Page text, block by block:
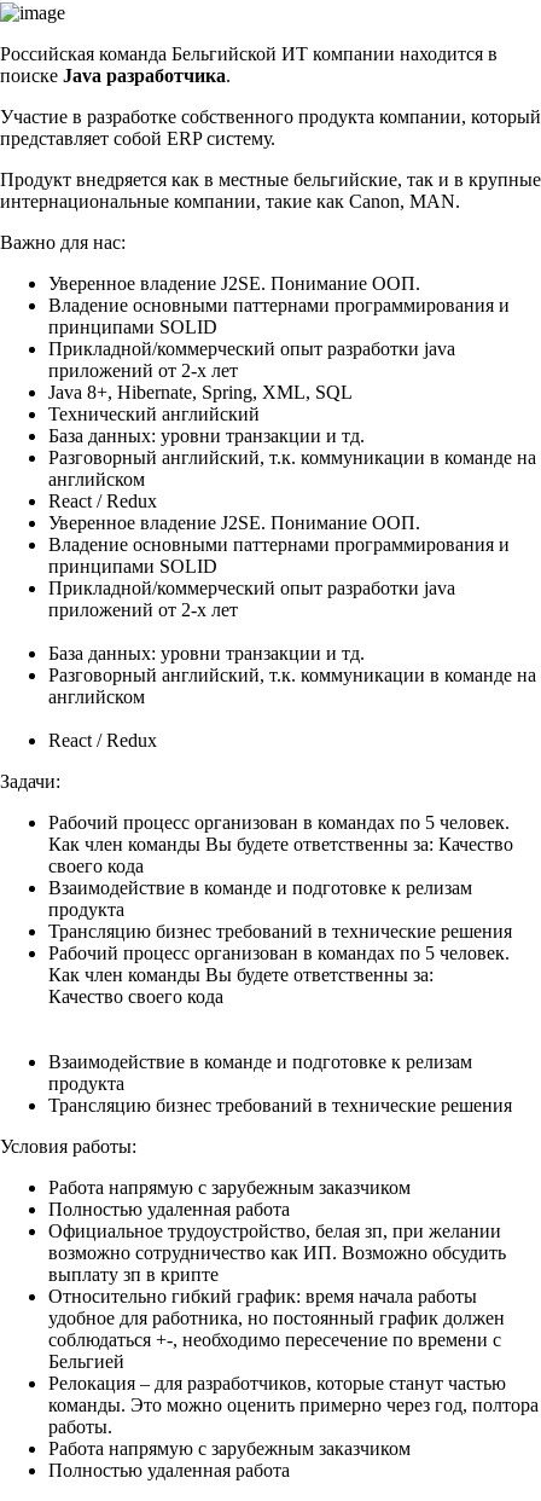
Российская команда Бельгийской ИТ компании находится в
поиске Java разработчика.
Участие в разработке собственного продукта компании, который
представляет собой ERP систему.
Продукт внедряется как в местные бельгийские, так и в крупные
интернациональные компании, такие как Canon, MAN.
Важно для нас:
Уверенное владение J2SE. Понимание ООП.
Владение основными паттернами программирования и
принципами SOLID
Прикладной/коммерческий опыт разработки java
приложений от 2-х лет
Java 8+, Hibernate, Spring, XML, SQL
Технический английский
База данных: уровни транзакции и тд.
Разговорный английский, т.к. коммуникации в команде на
английском
React / Redux
Уверенное владение J2SE. Понимание ООП.
Владение основными паттернами программирования и
принципами SOLID
Прикладной/коммерческий опыт разработки java
приложений от 2-х лет
База данных: уровни транзакции и тд.
Разговорный английский, т.к. коммуникации в команде на
английском
React / Redux
Задачи:
Рабочий процесс организован в командах по 5 человек.
Как член команды Вы будете ответственны за: Качество
своего кода
Взаимодействие в команде и подготовке к релизам
продукта
Трансляцию бизнес требований в технические решения
Рабочий процесс организован в командах по 5 человек.
Как член команды Вы будете ответственны за:
Качество своего кода
Взаимодействие в команде и подготовке к релизам
продукта
Трансляцию бизнес требований в технические решения
Условия работы:
Работа напрямую с зарубежным заказчиком
Полностью удаленная работа
Официальное трудоустройство, белая зп, при желании
возможно сотрудничество как ИП. Возможно обсудить
выплату зп в крипте
Относительно гибкий график: время начала работы
удобное для работника, но постоянный график должен
соблюдаться +-, необходимо пересечение по времени с
Бельгией
Релокация – для разработчиков, которые станут частью
команды. Это можно оценить примерно через год, полтора
работы.
Работа напрямую с зарубежным заказчиком
Полностью удаленная работа